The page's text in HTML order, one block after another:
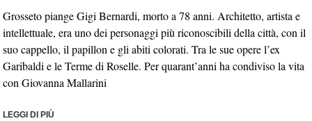
Grosseto piange Gigi Bernardi, morto a 78 anni. Architetto, artista e
intellettuale, era uno dei personaggi più riconoscibili della città, con il
suo cappello, il papillon e gli abiti colorati. Tra le sue opere l’ex
Garibaldi e le Terme di Roselle. Per quarant’anni ha condiviso la vita
con Giovanna Mallarini
LEGGI DI PIÙ